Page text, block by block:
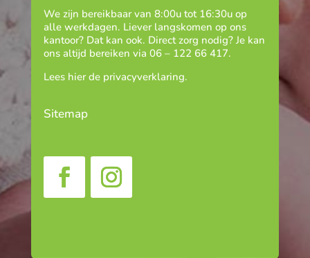
We zijn bereikbaar van 8:00u tot 16:30u op
alle werkdagen. Liever langskomen op ons
kantoor? Dat kan ook. Direct zorg nodig? Je kan
ons altijd bereiken via 06 – 122 66 417.
Lees hier de privacyverklaring.
Sitemap